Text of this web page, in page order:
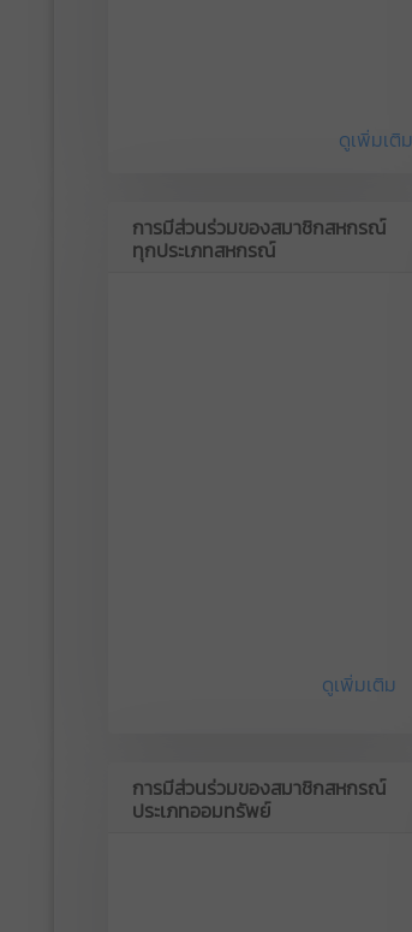
ดูเพิ่มเติม
การมีส่วนร่วมของสมาชิกสหกรณ์
ทุกประเภทสหกรณ์
ดูเพิ่มเติม
การมีส่วนร่วมของสมาชิกสหกรณ์
ประเภทออมทรัพย์